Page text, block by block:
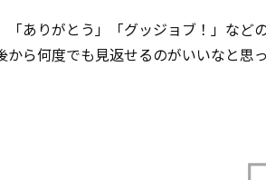
「ありがとう」「グッジョブ！」な
から何度でも見返せるのがいいなと思